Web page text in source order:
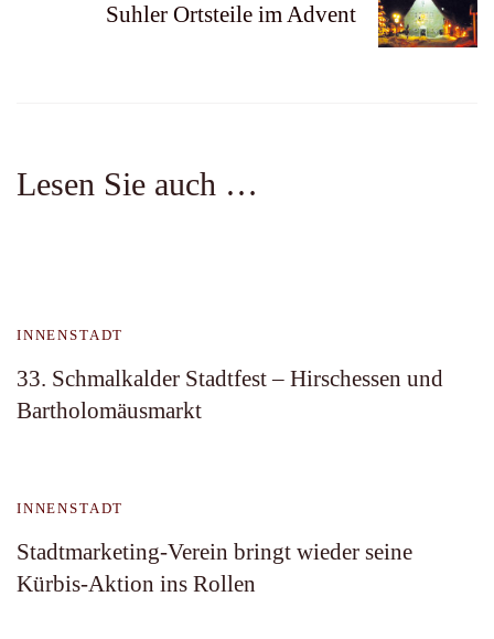
Suhler Ortsteile im Advent
Lesen Sie auch …
INNENSTADT
33. Schmalkalder Stadtfest – Hirschessen und
Bartholomäusmarkt
INNENSTADT
Stadtmarketing-Verein bringt wieder seine
Kürbis-Aktion ins Rollen